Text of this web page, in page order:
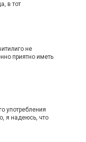
в тот
не
приятно иметь
употребления
я надеюсь, что